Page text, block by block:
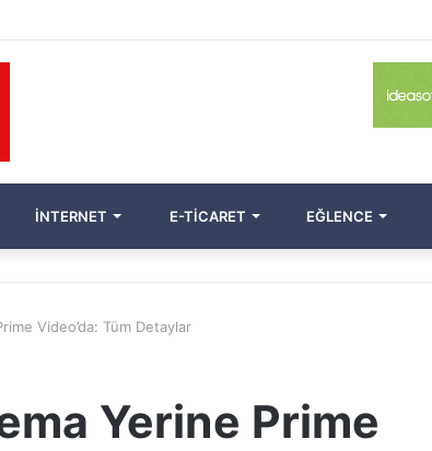
İNTERNET E-TICARET EĞLENCE
Video’da: Tüm Detaylar
Yerine Prime